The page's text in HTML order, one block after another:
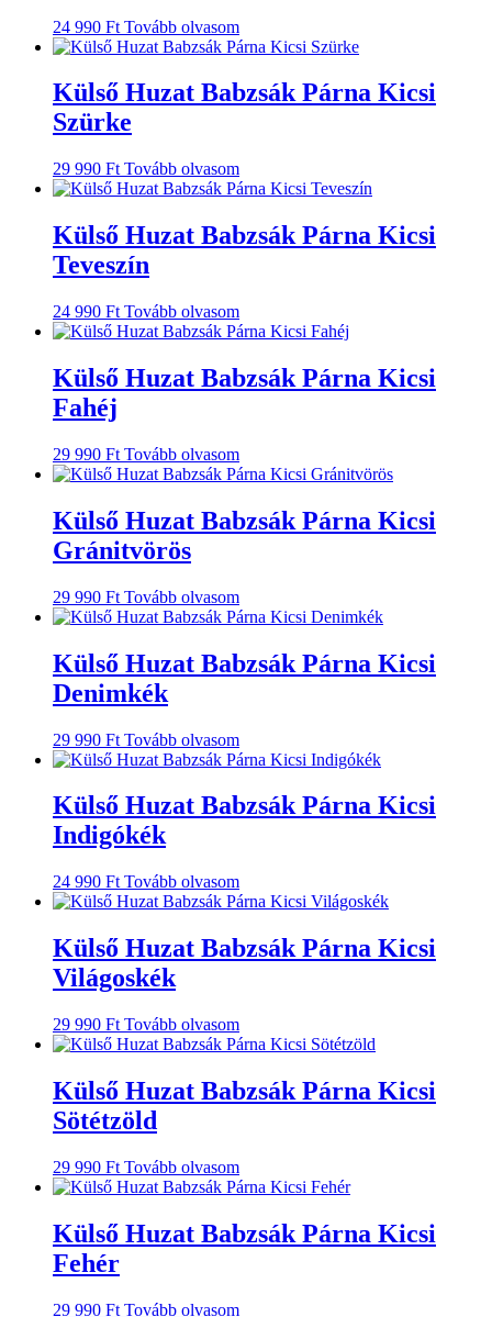
24 990 Ft Tovább olvasom
Külső Huzat Babzsák Párna Kicsi
Szürke
29 990 Ft Tovább olvasom
Külső Huzat Babzsák Párna Kicsi
Teveszín
24 990 Ft Tovább olvasom
Külső Huzat Babzsák Párna Kicsi
Fahéj
29 990 Ft Tovább olvasom
Külső Huzat Babzsák Párna Kicsi
Gránitvörös
29 990 Ft Tovább olvasom
Külső Huzat Babzsák Párna Kicsi
Denimkék
29 990 Ft Tovább olvasom
Külső Huzat Babzsák Párna Kicsi
Indigókék
24 990 Ft Tovább olvasom
Külső Huzat Babzsák Párna Kicsi
Világoskék
29 990 Ft Tovább olvasom
Külső Huzat Babzsák Párna Kicsi
Sötétzöld
29 990 Ft Tovább olvasom
Külső Huzat Babzsák Párna Kicsi
Fehér
29 990 Ft Tovább olvasom